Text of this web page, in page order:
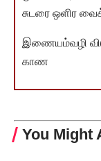
சுடரை ஒளிர
இணையம்வழி
காண
You Might